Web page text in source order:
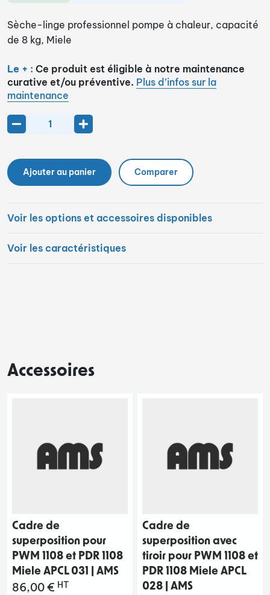
Sèche-linge professionnel pompe à chaleur, capacité
de 8 kg, Miele
Le + : Ce produit est éligible à notre maintenance
curative et/ou préventive. Plus d’infos sur la
maintenance
Ajouter au panier Comparer
Voir les options et accessoires disponibles
Voir les caractéristiques
Accessoires
Cadre de
superposition pour
PWM 1108 et PDR 1108
Miele APCL 031 | AMS
86,00 € HT
Cadre de
superposition avec
tiroir pour PWM 1108 et
PDR 1108 Miele APCL
028 | AMS